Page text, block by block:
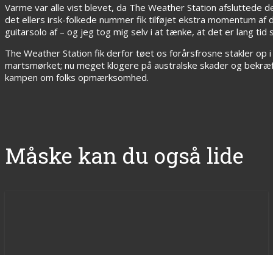
Varme var alle vist blevet, da The Weather Station afsluttede
det ellers irsk-folkede nummer fik tilføjet ekstra momentum
guitarsolo af – og jeg tog mig selv i at tænke, at det er lang tid
The Weather Station fik derfor tøet os forårsfrosne stakler op
martsmørket; nu meget klogere på australske skader og
kampen om folks opmærksomhed.
Måske kan du også lide